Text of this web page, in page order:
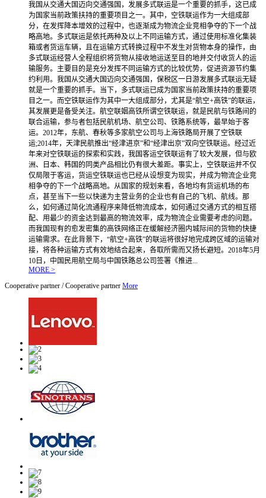
我国从交通大国迈向交通强国，发展多式联运是一个重要的抓手，这已成
为国家当前政策扶持的重要项目之一。其中，空铁联运作为一大组成部
分，在发挥降本增效的过程中，也逐渐成为物流企业竞相争夺的下一个战
略高地。多式联运是依托两种及以上不同运输方式，通过使用标准化集装
箱或者货运车辆，且在运输方式转换过程中不发生对货物本身的操作，由
多式联运经营人全程组织将货物从接收地运送至目的地并交付收货人的运
输服务。主要目的是充分发挥不同运输方式的比较优势，促进资源节约集
约利用。我国从交通大国迈向交通强国，保税区一日游发展多式联运无疑
就是一个重要的抓手。当下，多式联运已成为国家当前政策扶持的重要项
目之一。而空铁联运作为其中一大组成部分，尤其是“航空+高铁”的联运，
其发展更是备受关注。航空联姻高铁所谓空铁联运，就是民航与铁路间的
联合运输，参与者包括民航机场、航空公司、铁路系统等，最早始于客
运。2012年，东航、春秋等多家航空公司与上海铁路局开展了空铁联
运;2014年，天津民航推出“经津进京”和“经津出京”双向空铁联运。经过近
年来对空铁联运的探索和实践，我国客运空铁联运有了较大发展，但与欧
洲、日本、韩国的同类产品相比仍有很大差距。事实上，空铁联运并不仅
仅局限于客运，货运空铁联运也已经从设想变为现实，并成为物流企业竞
相争夺的下一个战略高地。从国家的规划来看，各地均有货运机场的布
点，甚至当下一些以快递为主营业务的企业也有自己的飞机、航线。那
么，如何通过简化流通程序来降低物流成本，如何通过交通方式的相互搭
配、用最少的资金达到最高的物流效率，成为物流企业需要考虑的问题。
而我国现有的愈发密集的高铁网络正在缓解经济圈内城际间的货物的快捷
运输需求。在此背景下，“航空+高铁”的联运将很好地完成跨区域的运输对
接，将各种运输方式有效地结合起来，各取所需而又扬长避短。2018年5月
10日，中国民用航空局与中国铁路总公司签署《推进...
MORE >
Cooperative partner / Cooperative partner More